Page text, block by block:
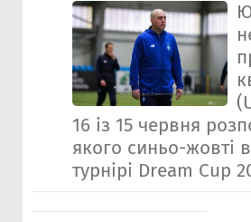
16 із 15 червня
якого синьо-жовті
турнірі Dream Cup